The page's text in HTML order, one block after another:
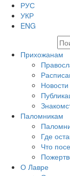
РУС
УКР
ENG
Прихожанам
Новости
Паломникам
Где
Что
О Лавре